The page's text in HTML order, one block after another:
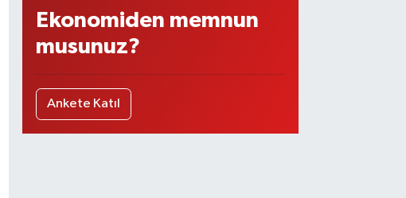
Ekonomiden memnun
musunuz?
Ankete Katıl